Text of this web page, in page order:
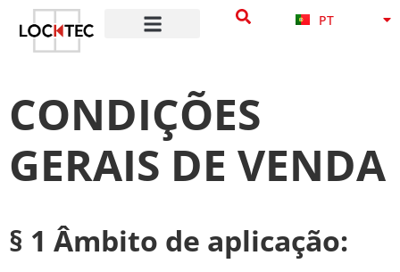
content PT
DA
CONDIÇÕES
GERAIS DE VENDA
§ 1 Âmbito de aplicação: